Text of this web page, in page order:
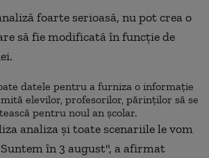
foarte serioasă, nu pot crea o
să fie modificată în funcție de
datele pentru a furniza o informație
elevilor, profesorilor, părinților să se
pentru noul an școlar.
analiza și toate scenariile le vom
în 3 august", a afirmat